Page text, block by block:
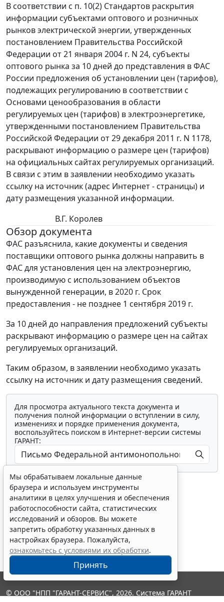
В соответствии с п. 10(2) Стандартов раскрытия
информации субъектами оптового и розничных
рынков электрической энергии, утвержденных
постановлением Правительства Российской
Федерации от 21 января 2004 г. N 24, субъекты
оптового рынка за 10 дней до представления в ФАС
России предложения об установлении цен (тарифов),
подлежащих регулированию в соответствии с
Основами ценообразования в области
регулируемых цен (тарифов) в электроэнергетике,
утвержденными постановлением Правительства
Российской Федерации от 29 декабря 2011 г. N 1178,
раскрывают информацию о размере цен (тарифов)
на официальных сайтах регулируемых организаций.
В связи с этим в заявлении необходимо указать
ссылку на источник (адрес Интернет - страницы) и
дату размещения указанной информации.
В.Г. Королев
Обзор документа
ФАС разъяснила, какие документы и сведения
поставщики оптового рынка должны направить в
ФАС для установления цен на электроэнергию,
производимую с использованием объектов
вынужденной генерации, в 2020 г. Срок
предоставления - не позднее 1 сентября 2019 г.
За 10 дней до направления предложений субъекты
раскрывают информацию о размере цен на сайтах
регулируемых организаций.
Таким образом, в заявлении необходимо указать
ссылку на источник и дату размещения сведений.
Для просмотра актуального текста документа и
получения полной информации о вступлении в силу,
изменениях и порядке применения документа,
воспользуйтесь поиском в Интернет-версии системы
ГАРАНТ:
Показать все материалы
Мы обрабатываем локальные данные
браузера и используем инструменты
аналитики в целях улучшения и обеспечения
работоспособности сайта, статистических
исследований и обзоров. Вы можете
запретить обработку указанных данных в
настройках браузера. Пожалуйста,
ознакомьтесь с условиями их обработки.
Принять
© ООО "НПП "ГАРАНТ-СЕРВИС", 2026. Система ГАРАНТ